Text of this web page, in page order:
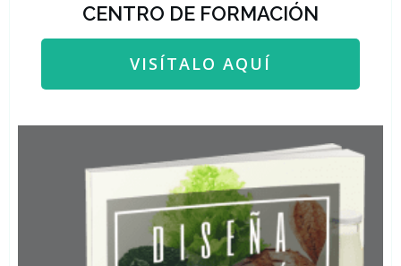
CENTRO DE FORMACIÓN
VISÍTALO AQUÍ